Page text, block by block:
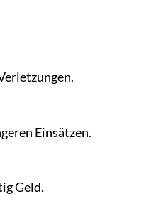
Einsätzen.
Geld.